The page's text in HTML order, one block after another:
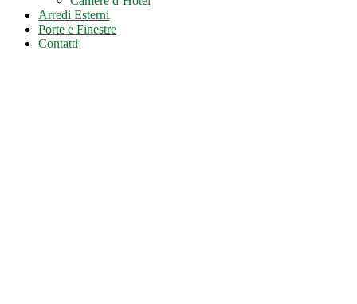
Arredi Esterni
Porte e Finestre
Contatti